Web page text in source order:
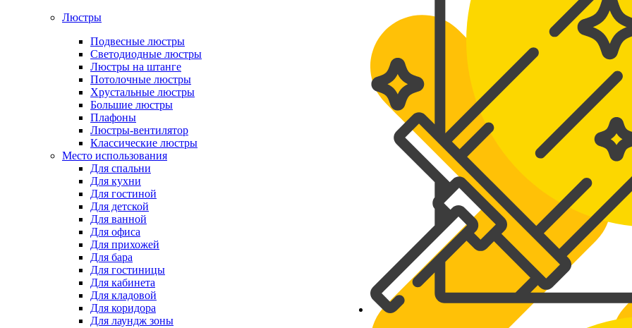
Люстры
Подвесные люстры
Светодиодные люстры
Люстры на штанге
Потолочные люстры
Хрустальные люстры
Большие люстры
Плафоны
Люстры-вентилятор
Классические люстры
Место использования
Для спальни
Для кухни
Для гостиной
Для детской
Для ванной
Для офиса
Для прихожей
Для бара
Для гостиницы
Для кабинета
Для кладовой
Для коридора
Для лаундж зоны